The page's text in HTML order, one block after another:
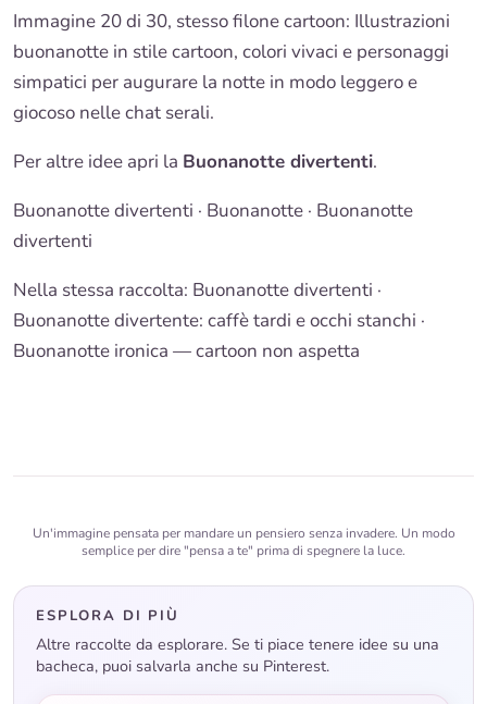
Immagine 20 di 30, stesso filone cartoon: Illustrazioni
buonanotte in stile cartoon, colori vivaci e personaggi
simpatici per augurare la notte in modo leggero e
giocoso nelle chat serali.
Per altre idee apri la Buonanotte divertenti.
Buonanotte divertenti · Buonanotte · Buonanotte
divertenti
Nella stessa raccolta: Buonanotte divertenti ·
Buonanotte divertente: caffè tardi e occhi stanchi ·
Buonanotte ironica — cartoon non aspetta
Un'immagine pensata per mandare un pensiero senza invadere. Un modo
semplice per dire "pensa a te" prima di spegnere la luce.
ESPLORA DI PIÙ
Altre raccolte da esplorare. Se ti piace tenere idee su una
bacheca, puoi salvarla anche su Pinterest.